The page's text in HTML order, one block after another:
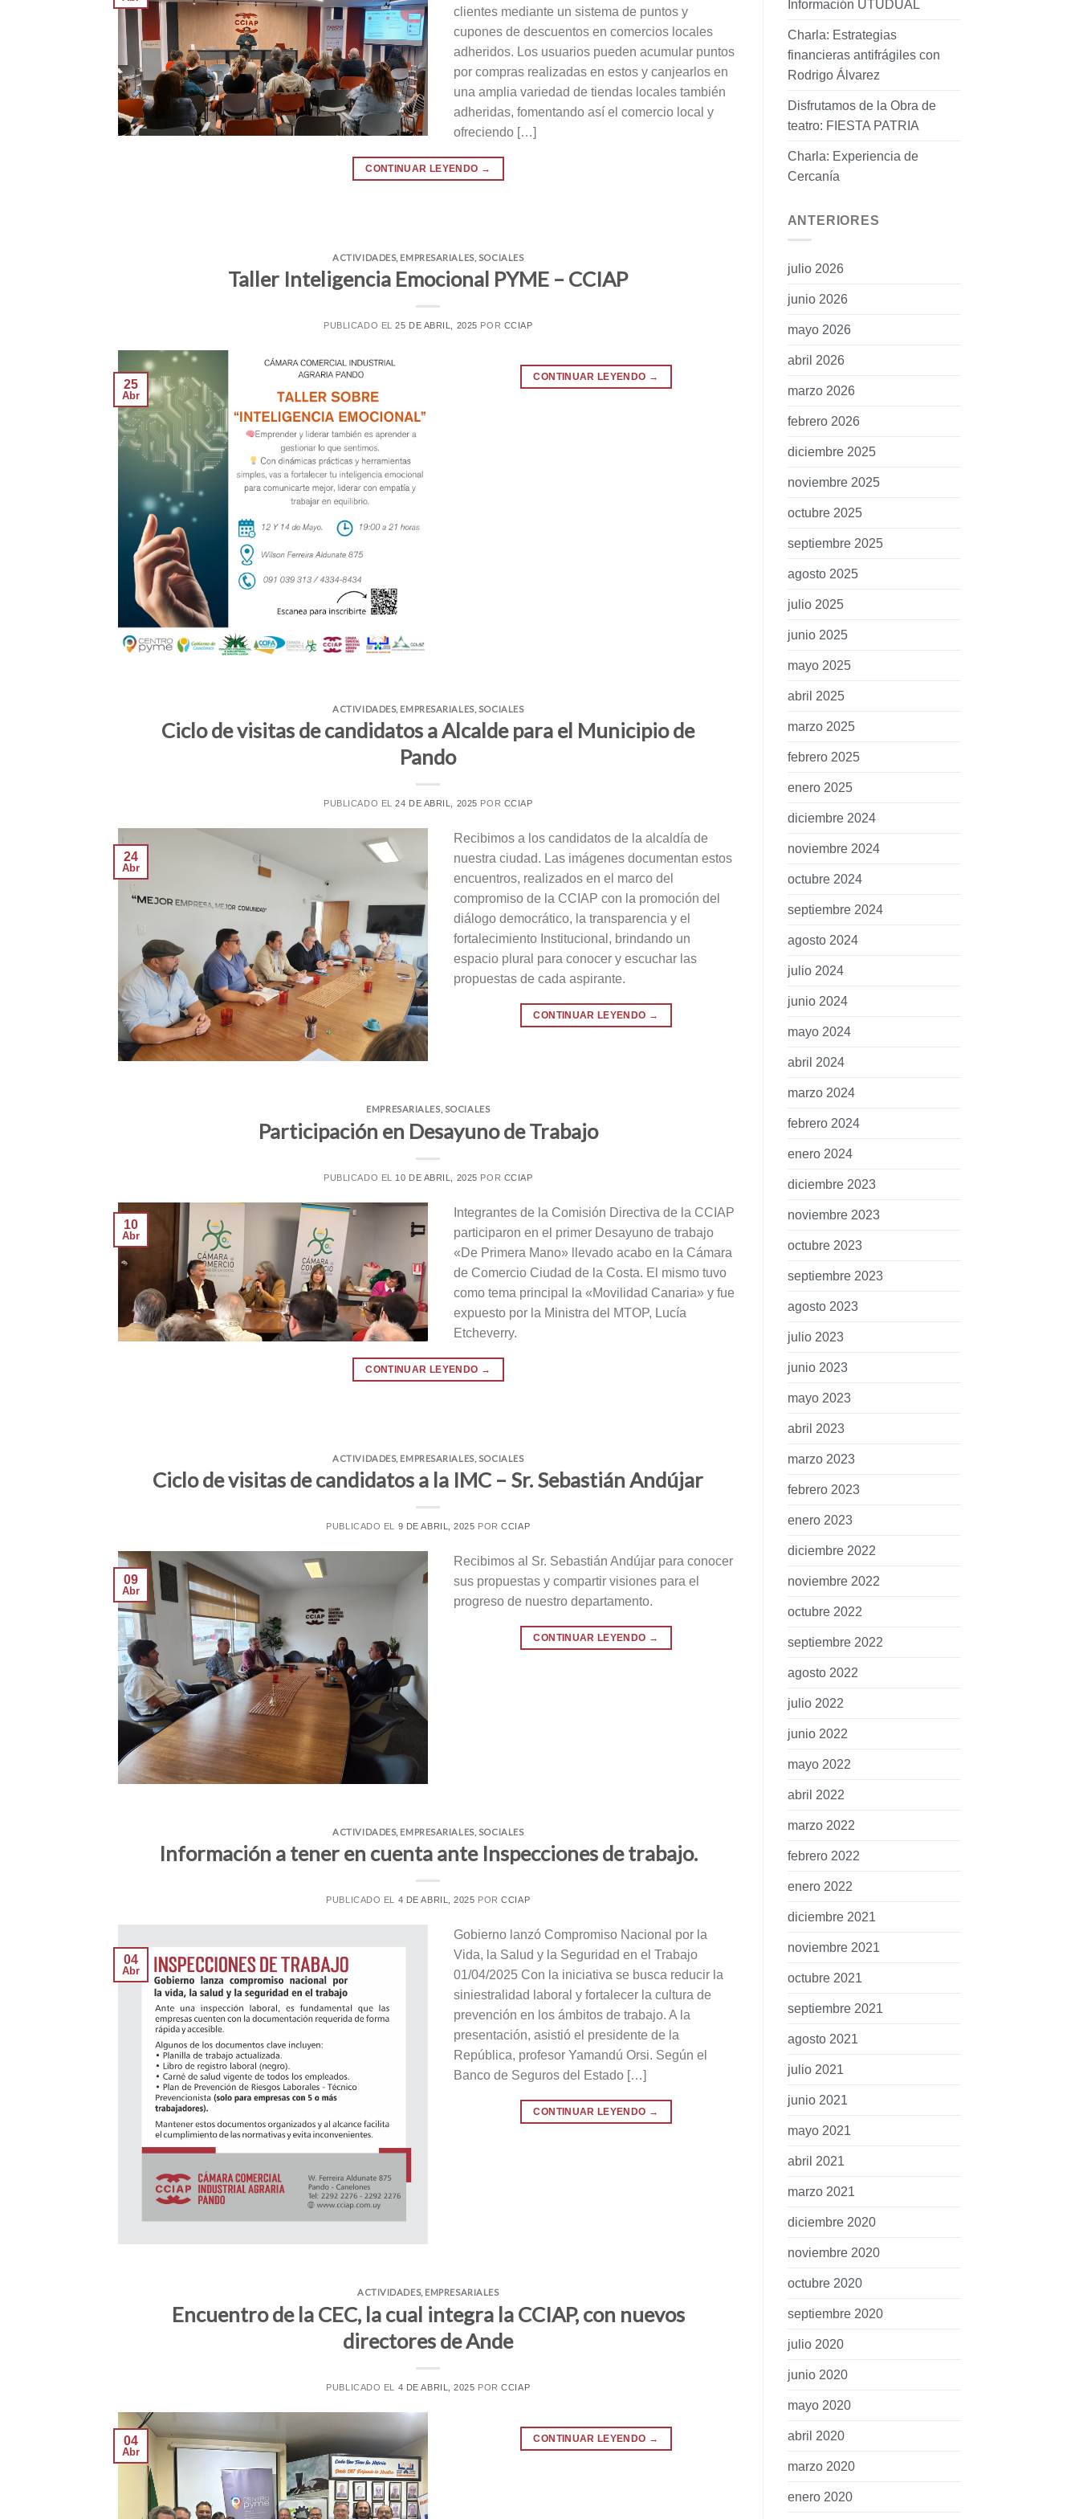
clientes mediante un sistema de puntos y
cupones de descuentos en comercios locales
adheridos. Los usuarios pueden acumular puntos
por compras realizadas en estos y canjearlos en
una amplia variedad de tiendas locales también
adheridas, fomentando así el comercio local y
ofreciendo […]
CONTINUAR LEYENDO →
ACTIVIDADES, EMPRESARIALES, SOCIALES
Taller Inteligencia Emocional PYME – CCIAP
PUBLICADO EL25 DE ABRIL, 2025 POR CCIAP
25
Abr
CONTINUAR LEYENDO →
ACTIVIDADES, EMPRESARIALES, SOCIALES
Ciclo de visitas de candidatos a Alcalde para el Municipio de
Pando
PUBLICADO EL24 DE ABRIL, 2025 POR CCIAP
24
Abr
Recibimos a los candidatos de la alcaldía de
nuestra ciudad. Las imágenes documentan estos
encuentros, realizados en el marco del
compromiso de la CCIAP con la promoción del
diálogo democrático, la transparencia y el
fortalecimiento Institucional, brindando un
espacio plural para conocer y escuchar las
propuestas de cada aspirante.
CONTINUAR LEYENDO →
EMPRESARIALES, SOCIALES
Participación en Desayuno de Trabajo
PUBLICADO EL 10 DE ABRIL, 2025 POR CCIAP
10
Abr
Integrantes de la Comisión Directiva de la CCIAP
participaron en el primer Desayuno de trabajo
«De Primera Mano» llevado acabo en la Cámara
de Comercio Ciudad de la Costa. El mismo tuvo
como tema principal la «Movilidad Canaria» y fue
expuesto por la Ministra del MTOP, Lucía
Etcheverry.
CONTINUAR LEYENDO →
ACTIVIDADES, EMPRESARIALES, SOCIALES
Ciclo de visitas de candidatos a la IMC – Sr. Sebastián Andújar
PUBLICADO EL 9 DE ABRIL, 2025 PORCCIAP
09
Abr
Recibimos al Sr. Sebastián Andújar para conocer
sus propuestas y compartir visiones para el
progreso de nuestro departamento.
CONTINUAR LEYENDO →
ACTIVIDADES, EMPRESARIALES, SOCIALES
Información a tener en cuenta ante Inspecciones de trabajo.
PUBLICADO EL 4 DE ABRIL, 2025 PORCCIAP
04
Abr
Gobierno lanzó Compromiso Nacional por la
Vida, la Salud y la Seguridad en el Trabajo
01/04/2025 Con la iniciativa se busca reducir la
siniestralidad laboral y fortalecer la cultura de
prevención en los ámbitos de trabajo. A la
presentación, asistió el presidente de la
República, profesor Yamandú Orsi. Según el
Banco de Seguros del Estado […]
CONTINUAR LEYENDO →
ACTIVIDADES, EMPRESARIALES
Encuentro de la CEC, la cual integra la CCIAP, con nuevos
directores de Ande
PUBLICADO EL 4 DE ABRIL, 2025 PORCCIAP
04
Abr
CONTINUAR LEYENDO →
Información UTUDUAL
Charla: Estrategias
financieras antifrágiles con
Rodrigo Álvarez
Disfrutamos de la Obra de
teatro: FIESTA PATRIA
Charla: Experiencia de
Cercanía
ANTERIORES
julio 2026
junio 2026
mayo 2026
abril 2026
marzo 2026
febrero 2026
diciembre 2025
noviembre 2025
octubre 2025
septiembre 2025
agosto 2025
julio 2025
junio 2025
mayo 2025
abril 2025
marzo 2025
febrero 2025
enero 2025
diciembre 2024
noviembre 2024
octubre 2024
septiembre 2024
agosto 2024
julio 2024
junio 2024
mayo 2024
abril 2024
marzo 2024
febrero 2024
enero 2024
diciembre 2023
noviembre 2023
octubre 2023
septiembre 2023
agosto 2023
julio 2023
junio 2023
mayo 2023
abril 2023
marzo 2023
febrero 2023
enero 2023
diciembre 2022
noviembre 2022
octubre 2022
septiembre 2022
agosto 2022
julio 2022
junio 2022
mayo 2022
abril 2022
marzo 2022
febrero 2022
enero 2022
diciembre 2021
noviembre 2021
octubre 2021
septiembre 2021
agosto 2021
julio 2021
junio 2021
mayo 2021
abril 2021
marzo 2021
diciembre 2020
noviembre 2020
octubre 2020
septiembre 2020
julio 2020
junio 2020
mayo 2020
abril 2020
marzo 2020
enero 2020